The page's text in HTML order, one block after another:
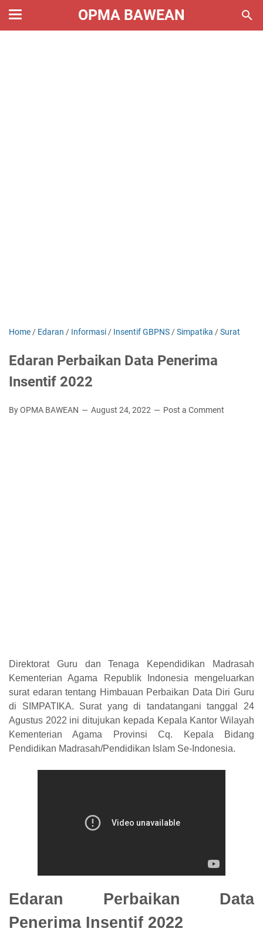
OPMA BAWEAN
Home / Edaran / Informasi / Insentif GBPNS /Simpatika /Surat
Edaran Perbaikan Data Penerima
Insentif 2022
By OPMA BAWEAN August 24, 2022 Post a Comment
Direktorat Guru dan Tenaga Kependidikan Madrasah
Kementerian Agama Republik Indonesia mengeluarkan
surat edaran tentang Himbauan Perbaikan Data Diri Guru
di SIMPATIKA. Surat yang di tandatangani tanggal 24
Agustus 2022 ini ditujukan kepada Kepala Kantor Wilayah
Kementerian Agama Provinsi Cq. Kepala Bidang
Pendidikan Madrasah/Pendidikan Islam Se-Indonesia.
Edaran Perbaikan Data
Penerima Insentif 2022